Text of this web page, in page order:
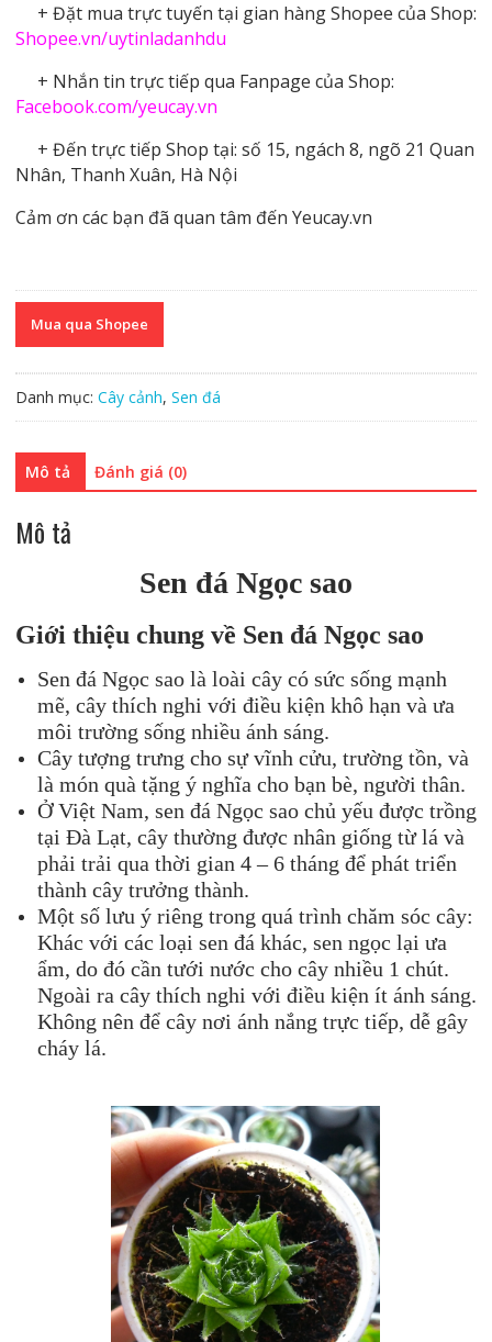
+ Đặt mua trực tuyến tại gian hàng Shopee của Shop:
Shopee.vn/uytinladanhdu
+ Nhắn tin trực tiếp qua Fanpage của Shop:
Facebook.com/yeucay.vn
+ Đến trực tiếp Shop tại: số 15, ngách 8, ngõ 21 Quan
Nhân, Thanh Xuân, Hà Nội
Cảm ơn các bạn đã quan tâm đến Yeucay.vn
Mua qua Shopee
Danh mục: Cây cảnh, Sen đá
Mô tả Đánh giá (0)
Mô tả
Sen đá Ngọc sao
Giới thiệu chung về Sen đá Ngọc sao
Sen đá Ngọc sao là loài cây có sức sống mạnh
mẽ, cây thích nghi với điều kiện khô hạn và ưa
môi trường sống nhiều ánh sáng.
Cây tượng trưng cho sự vĩnh cửu, trường tồn, và
là món quà tặng ý nghĩa cho bạn bè, người thân.
Ở Việt Nam, sen đá Ngọc sao chủ yếu được trồng
tại Đà Lạt, cây thường được nhân giống từ lá và
phải trải qua thời gian 4 – 6 tháng để phát triển
thành cây trưởng thành.
Một số lưu ý riêng trong quá trình chăm sóc cây:
Khác với các loại sen đá khác, sen ngọc lại ưa
ẩm, do đó cần tưới nước cho cây nhiều 1 chút.
Ngoài ra cây thích nghi với điều kiện ít ánh sáng.
Không nên để cây nơi ánh nắng trực tiếp, dễ gây
cháy lá.